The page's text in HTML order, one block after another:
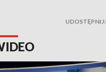
UDOSTĘPNIJ: